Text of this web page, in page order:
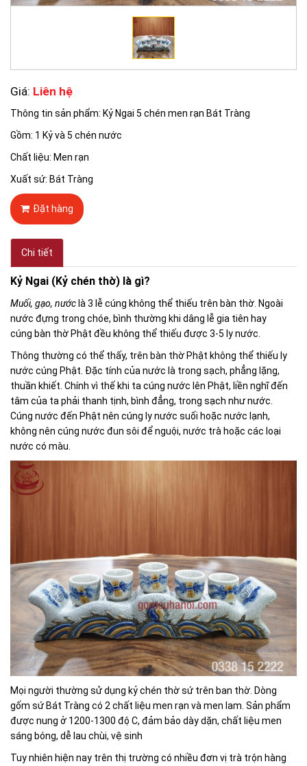
Giá: Liên hệ
Thông tin sản phẩm: Kỷ Ngai 5 chén men rạn Bát Tràng
Gồm: 1 Kỷ và 5 chén nước
Chất liệu: Men rạn
Xuất sứ: Bát Tràng
Đặt hàng
Chi tiết
Kỷ Ngai (Kỷ chén thờ) là gì?
Muối, gạo, nước là 3 lễ cúng không thể thiếu trên bàn thờ. Ngoài
nước đựng trong chóe, bình thường khi dâng lễ gia tiên hay
cúng bàn thờ Phật đều không thể thiếu được 3-5 ly nước.
Thông thường có thể thấy, trên bàn thờ Phật không thể thiếu ly
nước cúng Phật. Đặc tính của nước là trong sạch, phẳng lặng,
thuần khiết. Chính vì thế khi ta cúng nước lên Phật, liền nghĩ đến
tâm của ta phải thanh tịnh, bình đẳng, trong sạch như nước.
Cúng nước đến Phật nên cúng ly nước suối hoặc nước lạnh,
không nên cúng nước đun sôi để nguội, nước trà hoặc các loại
nước có màu.
Mọi người thường sử dụng kỷ chén thờ sứ trên ban thờ. Dòng
gốm sứ Bát Tràng có 2 chất liệu men rạn và men lam. Sản phẩm
được nung ở 1200-1300 độ C, đảm bảo dày dặn, chất liệu men
sáng bóng, dễ lau chùi, vệ sinh
Tuy nhiên hiện nay trên thị trường có nhiều đơn vị trà trộn hàng